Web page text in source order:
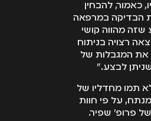
כאמור, להבחין
הבדיקה במרפאה
שזה מהווה קושי
רצויה בניתוח
את המגבלות של
לבצע."
תמו מחדליו של
על פי חוות
פרופ' שפיר.